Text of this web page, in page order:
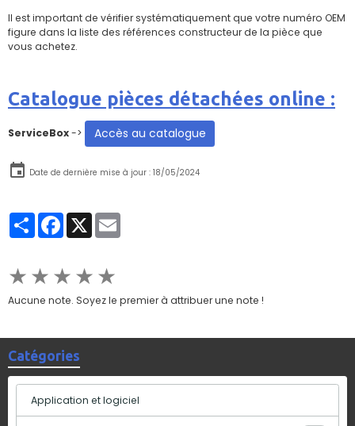
Il est important de vérifier systématiquement que votre numéro OEM
figure dans la liste des références constructeur de la pièce que
vous achetez.
Catalogue pièces détachées online :
ServiceBox-> Accès au catalogue
Date de dernière mise à jour : 18/05/2024
PartagerFacebook
X
★★★★★
Aucune note. Soyez le premier à attribuer une note !
Catégories
Application et logiciel